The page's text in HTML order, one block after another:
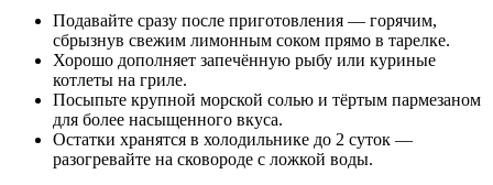
Подавайте сразу после приготовления — горячим,
сбрызнув свежим лимонным соком прямо в тарелке.
Хорошо дополняет запечённую рыбу или куриные
котлеты на гриле.
Посыпьте крупной морской солью и тёртым пармезаном
для более насыщенного вкуса.
Остатки хранятся в холодильнике до 2 суток —
разогревайте на сковороде с ложкой воды.